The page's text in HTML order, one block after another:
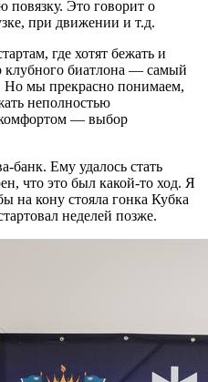
повязку. Это говорит о
при движении и т.д.
где хотят бежать и
клубного биатлона — самый
Но мы прекрасно понимаем,
неполностью
— выбор
Ему удалось стать
что это был какой-то ход. Я
на кону стояла гонка Кубка
неделей позже.